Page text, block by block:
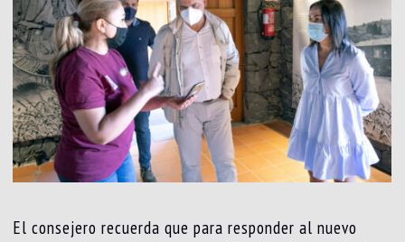
El consejero recuerda que para responder al nuevo